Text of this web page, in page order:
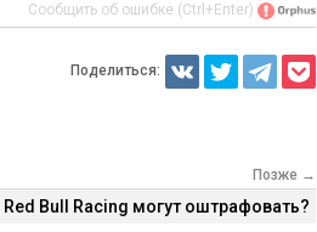
Сообщить об ошибке (Ctrl+Enter)
Поделиться:
Позже →
Red Bull Racing могут оштрафовать?